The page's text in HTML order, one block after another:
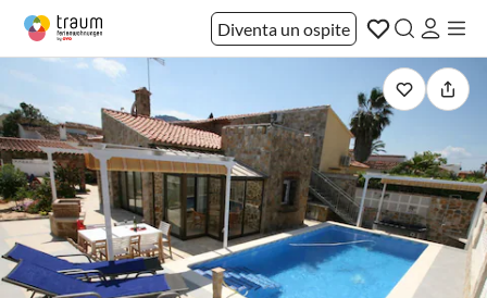
Diventa un ospite